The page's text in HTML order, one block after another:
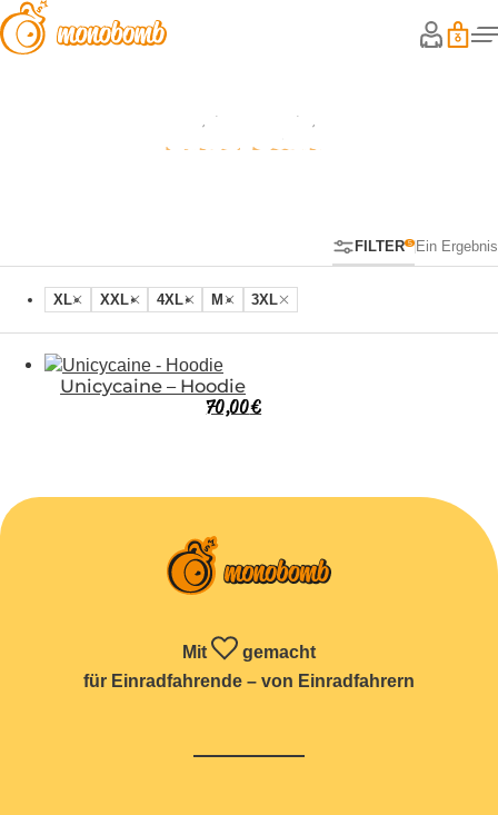
Unicycaine
Ein Ergebnis
FILTER
XL XXL 4XL M 3XL
Unicycaine – Hoodie
70,00€
Mit
gemacht
für Einradfahrende – von Einradfahrern